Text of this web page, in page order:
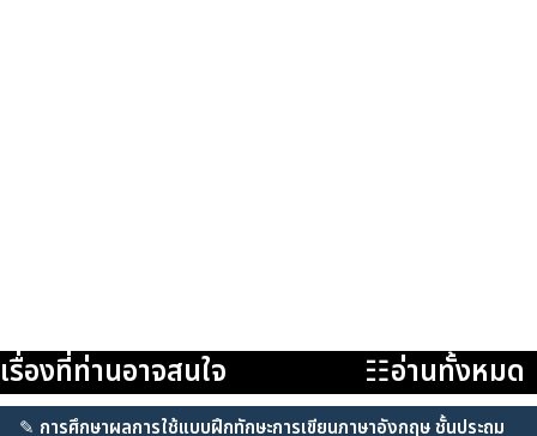
เรื่องที่ท่านอาจสนใจ ☷อ่านทั้งหมด
✎ การศึกษาผลการใช้แบบฝึกทักษะการเขียนภาษาอังกฤษ ชั้นประถม